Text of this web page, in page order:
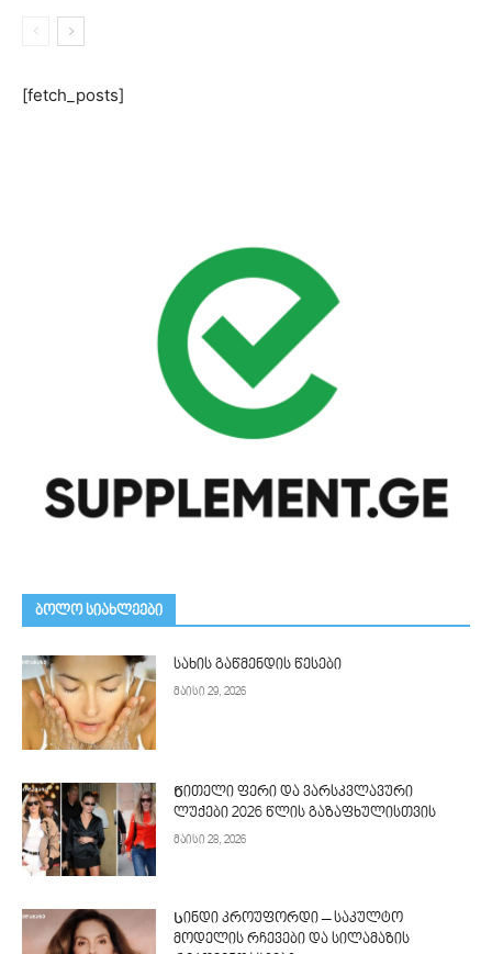
[fetch_posts]
ᲑᲝᲚᲝ ᲡᲘᲐᲮᲚᲔᲔᲑᲘ
სახის გაწმენდის წესები
მაისი 29, 2026
Წითელი ფერი და ვარსკვლავური
ლუქები 2026 წლის გაზაფხულისთვის
მაისი 28, 2026
Სინდი კროუფორდი – საკულტო
მოდელის რჩევები და სილამაზის